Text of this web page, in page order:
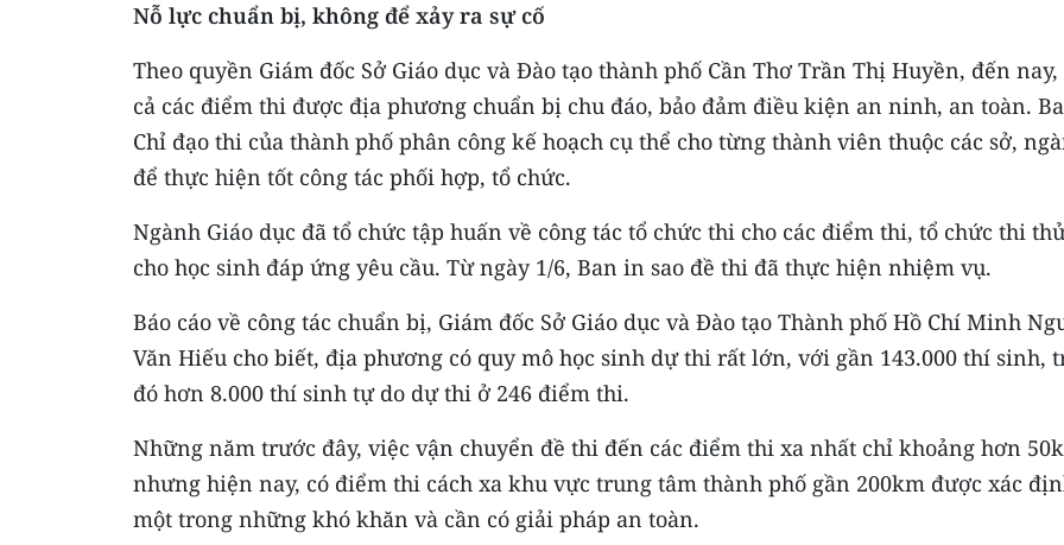
Nỗ lực chuẩn bị, không để xảy ra sự cố
Theo quyền Giám đốc Sở Giáo dục và Đào tạo thành phố Cần Thơ Trần Thị Huyền, đến
cả các điểm thi được địa phương chuẩn bị chu đáo, bảo đảm điều kiện an ninh, an toàn.
Chỉ đạo thi của thành phố phân công kế hoạch cụ thể cho từng thành viên thuộc các sở,
để thực hiện tốt công tác phối hợp, tổ chức.
Ngành Giáo dục đã tổ chức tập huấn về công tác tổ chức thi cho các điểm thi, tổ chức thi
cho học sinh đáp ứng yêu cầu. Từ ngày 1/6, Ban in sao đề thi đã thực hiện nhiệm vụ.
Báo cáo về công tác chuẩn bị, Giám đốc Sở Giáo dục và Đào tạo Thành phố Hồ Chí Minh
Văn Hiếu cho biết, địa phương có quy mô học sinh dự thi rất lớn, với gần 143.000 thí sinh,
đó hơn 8.000 thí sinh tự do dự thi ở 246 điểm thi.
Những năm trước đây, việc vận chuyển đề thi đến các điểm thi xa nhất chỉ khoảng hơn
nhưng hiện nay, có điểm thi cách xa khu vực trung tâm thành phố gần 200km được xác
một trong những khó khăn và cần có giải pháp an toàn.